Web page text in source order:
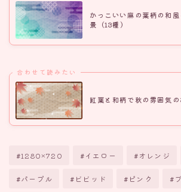
かっこいい麻の葉柄の和
景（13種）
合わせて読みたい
紅葉と和柄で秋の雰囲気の
#1280×720 #イエロー #オレンジ
#パープル #ビビッド #ピンク #